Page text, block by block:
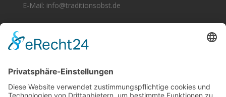
E-Mail: info@traditionsobst.de
Zertifizierung
Verordnung.
Öko-Kontrollstelle: DE - ÖKO - 021